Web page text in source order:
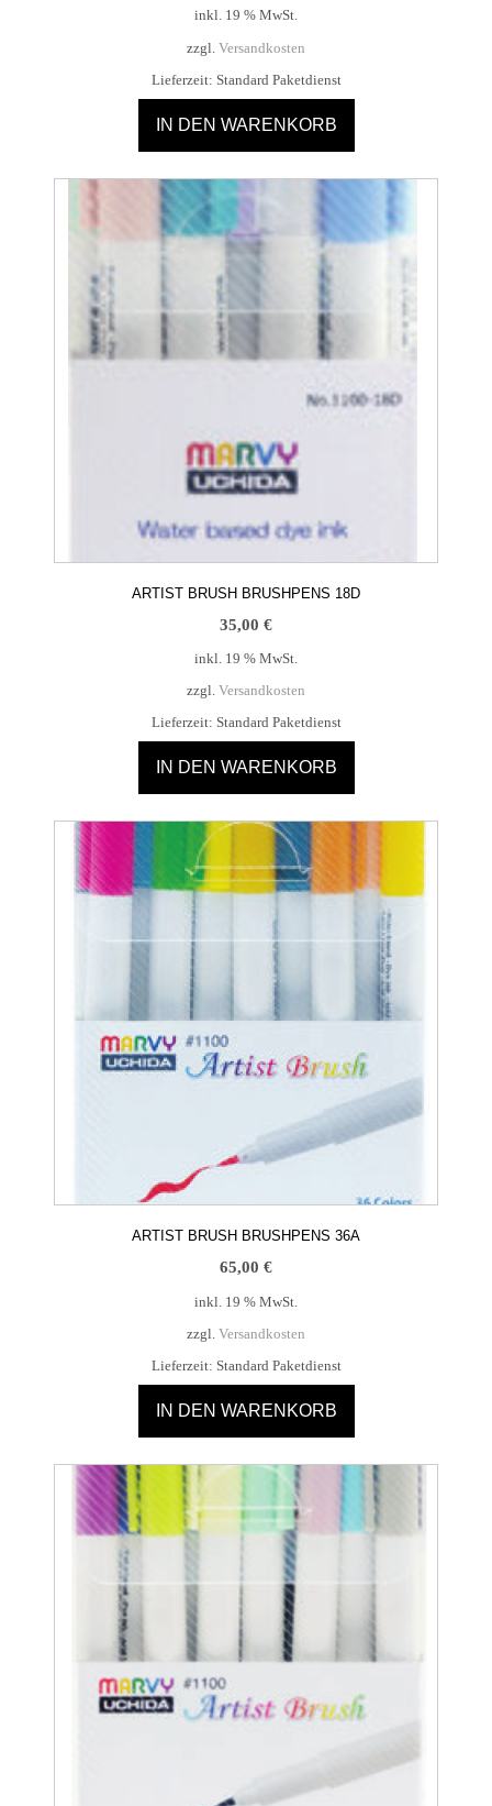
inkl. 19 % MwSt.
zzgl. Versandkosten
Lieferzeit: Standard Paketdienst
IN DEN WARENKORB
ARTIST BRUSH BRUSHPENS 18D
35,00 €
inkl. 19 % MwSt.
zzgl. Versandkosten
Lieferzeit: Standard Paketdienst
IN DEN WARENKORB
ARTIST BRUSH BRUSHPENS 36A
65,00 €
inkl. 19 % MwSt.
zzgl. Versandkosten
Lieferzeit: Standard Paketdienst
IN DEN WARENKORB